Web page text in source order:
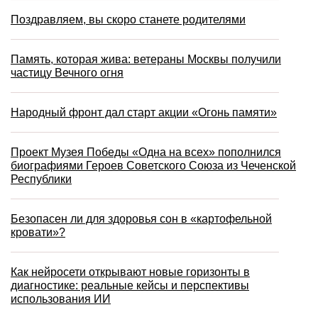
Поздравляем, вы скоро станете родителями
Память, которая жива: ветераны Москвы получили
частицу Вечного огня
Народный фронт дал старт акции «Огонь памяти»
Проект Музея Победы «Одна на всех» пополнился
биографиями Героев Советского Союза из Чеченской
Республики
Безопасен ли для здоровья сон в «картофельной
кровати»?
Как нейросети открывают новые горизонты в
диагностике: реальные кейсы и перспективы
использования ИИ